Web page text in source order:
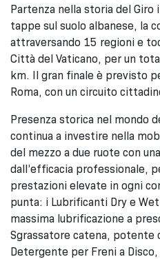
Partenza nella storia del Giro
tappe sul suolo albanese, la
attraversando 15 regioni e
Città del Vaticano, per un
km. Il gran finale è previsto
Roma, con un circuito
Presenza storica nel mondo
continua a investire nella
del mezzo a due ruote con
dall’efficacia professionale,
prestazioni elevate in ogni
punta: i Lubrificanti Dry e
massima lubrificazione a
Sgrassatore catena,
Detergente per Freni a